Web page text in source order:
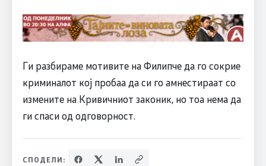
Ги разбираме мотивите на Филипче да го сокрие
криминалот кој пробаа да си го амнестираат со
измените на Кривичниот законик, но тоа нема да
ги спаси од одговорност.
СПОДЕЛИ: